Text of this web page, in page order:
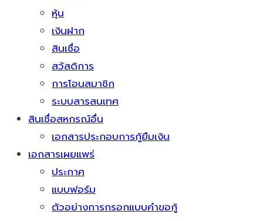
หุ้น
เงินฝาก
สินเชื่อ
สวัสดิการ
การโอนสมาชิก
ระบบสารสนเทศ
สินเชื่อสหกรณ์อื่น
เอกสารประกอบการกู้ยืมเงิน
เอกสารเผยแพร่
ประกาศ
แบบฟอร์ม
ตัวอย่างการกรอกแบบคำขอกู้